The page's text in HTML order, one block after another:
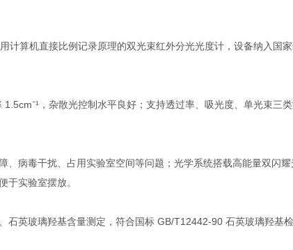
算机直接比例记录原理的双光束红外分光光度计，设备纳入国
，杂散光控制水平良好；支持透过率、吸光度、单光束三
病毒干扰、占用实验室空间等问题；光学系统搭载高能量双闪
于实验室摆放。
英玻璃羟基含量测定，符合国标 GB/T12442-90 石英玻璃羟基